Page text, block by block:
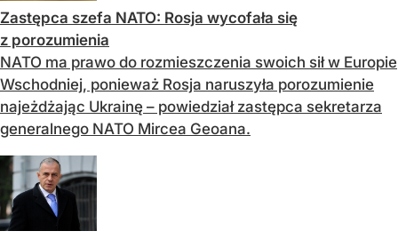
Zastępca szefa NATO: Rosja wycofała się
z porozumienia
NATO ma prawo do rozmieszczenia swoich sił w Europie
Wschodniej, ponieważ Rosja naruszyła porozumienie
najeżdżając Ukrainę – powiedział zastępca sekretarza
generalnego NATO Mircea Geoana.